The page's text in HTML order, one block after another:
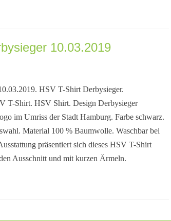
10.03.2019
HSV T-Shirt Derbysieger.
T-Shirt. HSV Shirt. Design Derbysieger
im Umriss der Stadt Hamburg. Farbe schwarz.
Material 100 % Baumwolle. Waschbar bei
präsentiert sich dieses HSV T-Shirt
Ausschnitt und mit kurzen Ärmeln.